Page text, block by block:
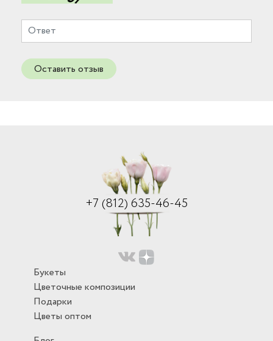
Оставить отзыв
+7 (812) 635-46-45
Букеты
Цветочные композиции
Подарки
Цветы оптом